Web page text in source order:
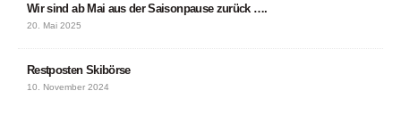
Wir sind ab Mai aus der Saisonpause zurück ….
20. Mai 2025
Restposten Skibörse
10. November 2024